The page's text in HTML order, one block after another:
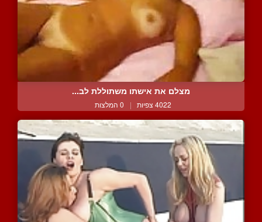
מצלם את אישתו משתוללת לב...
4022 צפיות | 0 המלצות